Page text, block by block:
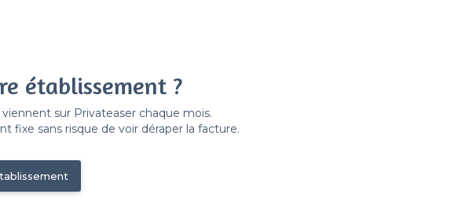
établissement ?
sur Privateaser chaque mois.
fixe sans risque de voir déraper la facture.